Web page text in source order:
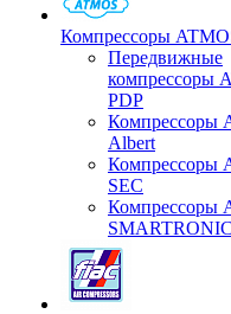
Компрессоры
Передвижные
компрессоры
PDP
Компрессоры
Albert
Компрессоры
SEC
Компрессоры
SMARTRONIC